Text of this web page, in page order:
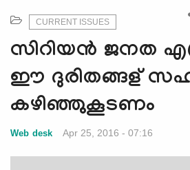
v
i
g
a
t
o
n
CURRENT ISSUES
സിറിയന്‍ ജനത
ഈ ദുരിതങ്ങള്
കഴിഞ്ഞുകൂടണം
Web desk Apr 25, 2016 - 07:16